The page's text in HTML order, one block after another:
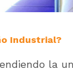
Industrial?
la